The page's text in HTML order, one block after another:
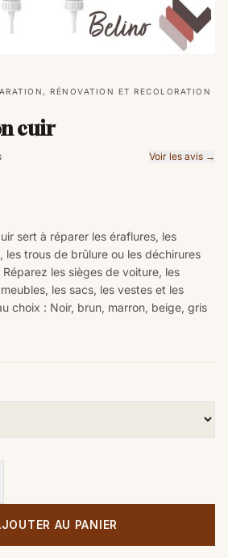
RÉNOVATION ET RECOLORATION
cuir
Voir les avis →
sert à réparer les éraflures, les
les trous de brûlure ou les déchirures
Réparez les sièges de voiture, les
les sacs, les vestes et les
choix : Noir, brun, marron, beige, gris
AU PANIER